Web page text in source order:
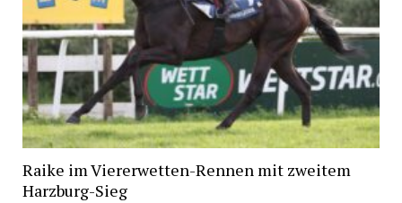
Raike im Viererwetten-Rennen mit zweitem
Harzburg-Sieg